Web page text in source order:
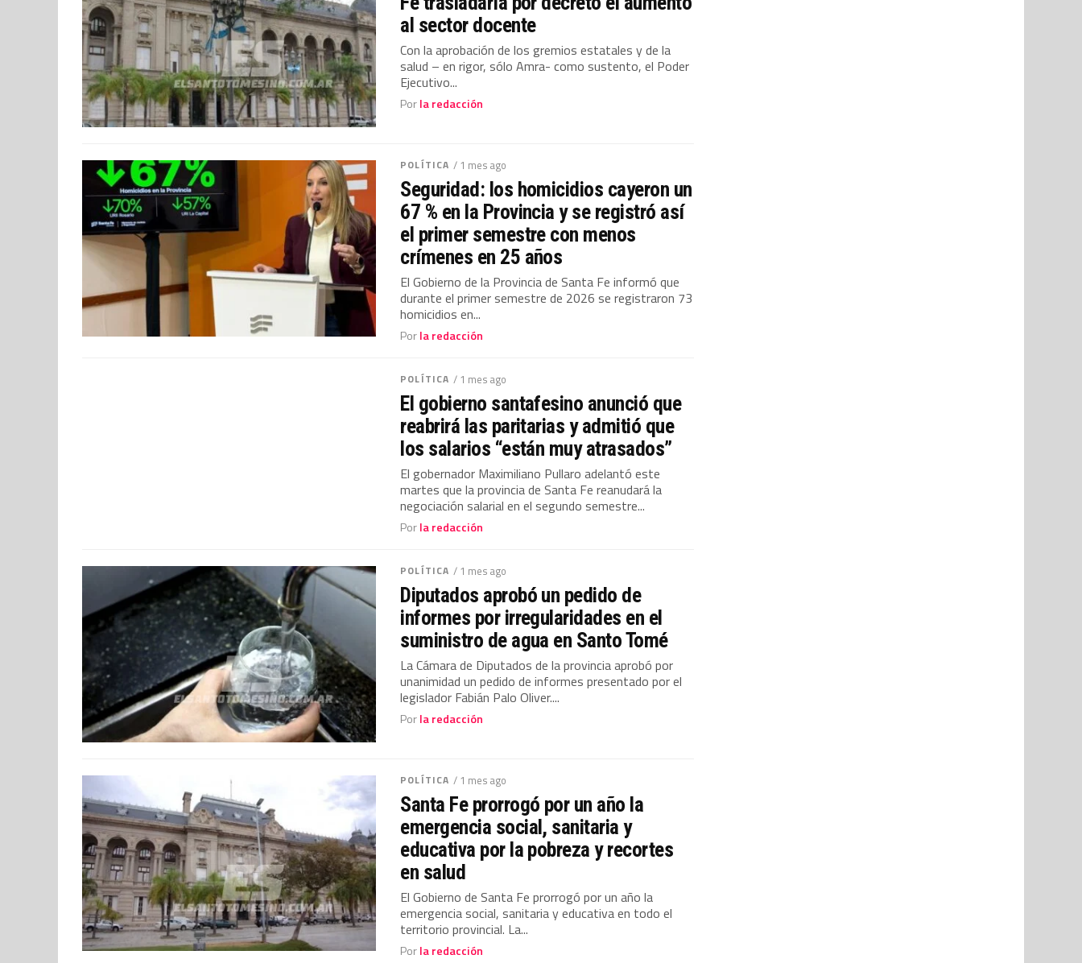
al sector docente
Con la aprobación de los gremios estatales y de la
salud – en rigor, sólo Amra- como sustento, el Poder
Ejecutivo...
Porla redacción
POLÍTICA / 1 mes ago
Seguridad: los homicidios cayeron un
67 % en la Provincia y se registró así
el primer semestre con menos
crímenes en 25 años
El Gobierno de la Provincia de Santa Fe informó que
durante el primer semestre de 2026 se registraron 73
homicidios en...
Porla redacción
POLÍTICA / 1 mes ago
El gobierno santafesino anunció que
reabrirá las paritarias y admitió que
los salarios “están muy atrasados”
El gobernador Maximiliano Pullaro adelantó este
martes que la provincia de Santa Fe reanudará la
negociación salarial en el segundo semestre...
Porla redacción
POLÍTICA / 1 mes ago
Diputados aprobó un pedido de
informes por irregularidades en el
suministro de agua en Santo Tomé
La Cámara de Diputados de la provincia aprobó por
unanimidad un pedido de informes presentado por el
legislador Fabián Palo Oliver....
Porla redacción
POLÍTICA / 1 mes ago
Santa Fe prorrogó por un año la
emergencia social, sanitaria y
educativa por la pobreza y recortes
en salud
El Gobierno de Santa Fe prorrogó por un año la
emergencia social, sanitaria y educativa en todo el
territorio provincial. La...
Porla redacción